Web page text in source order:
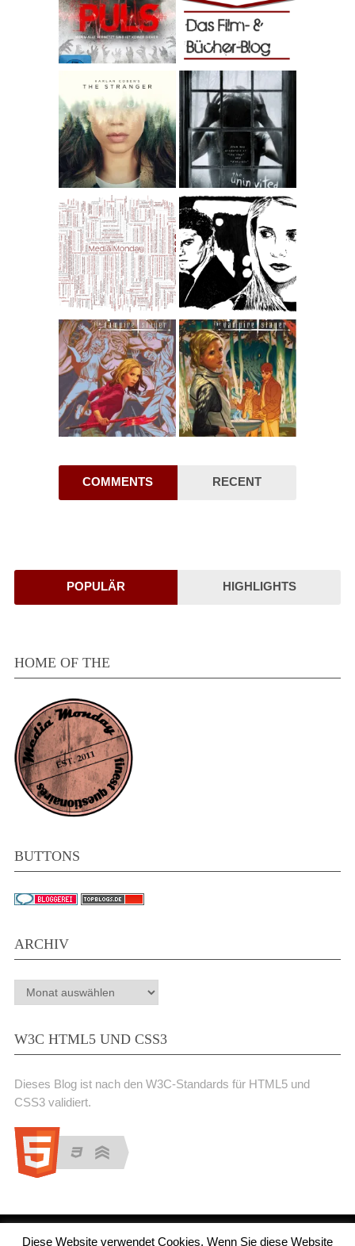
COMMENTS RECENT
POPULÄR HIGHLIGHTS
HOME OF THE
BUTTONS
ARCHIV
Archiv
W3C HTML5 UND CSS3
Dieses Blog ist nach den W3C-Standards für HTML5 und
CSS3 validiert.
Diese Website verwendet Cookies, Wenn Sie diese Website